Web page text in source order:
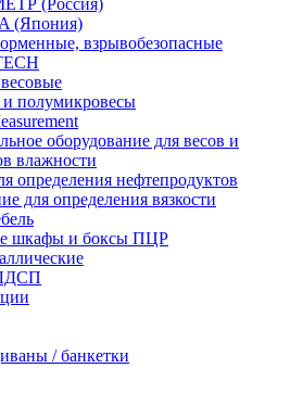
(Япония)
взрывобезопасные
полумикровесы
оборудование для весов и
влажности
определения нефтепродуктов
для определения вязкости
шкафы и боксы ПЦР
/ банкетки